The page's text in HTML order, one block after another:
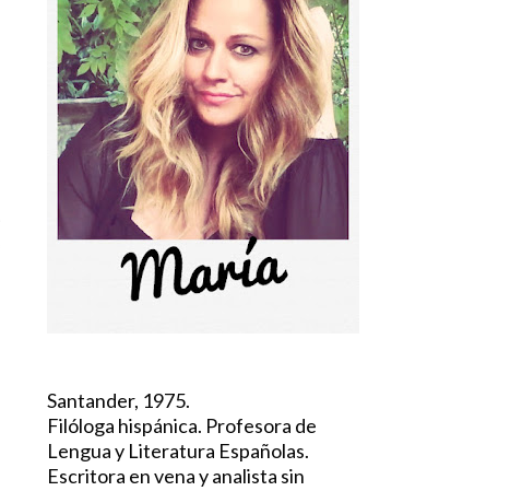
Santander, 1975.
Filóloga hispánica. Profesora de
Lengua y Literatura Españolas.
Escritora en vena y analista sin